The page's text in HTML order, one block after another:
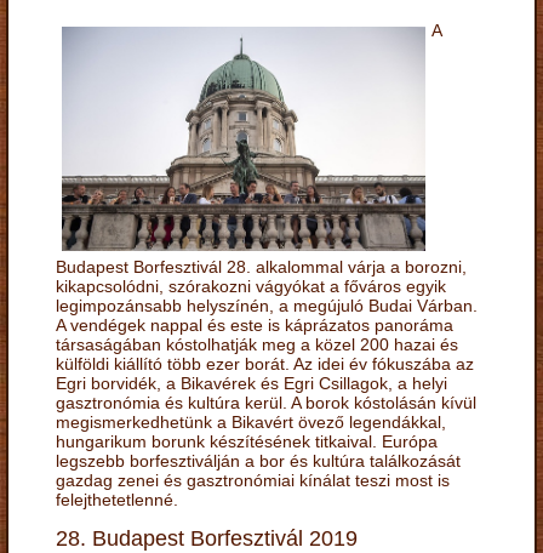
A
Budapest Borfesztivál 28. alkalommal várja a borozni,
kikapcsolódni, szórakozni vágyókat a főváros egyik
legimpozánsabb helyszínén, a megújuló Budai Várban.
A vendégek nappal és este is káprázatos panoráma
társaságában kóstolhatják meg a közel 200 hazai és
külföldi kiállító több ezer borát. Az idei év fókuszába az
Egri borvidék, a Bikavérek és Egri Csillagok, a helyi
gasztronómia és kultúra kerül. A borok kóstolásán kívül
megismerkedhetünk a Bikavért övező legendákkal,
hungarikum borunk készítésének titkaival. Európa
legszebb borfesztiválján a bor és kultúra találkozását
gazdag zenei és gasztronómiai kínálat teszi most is
felejthetetlenné.
28. Budapest Borfesztivál 2019